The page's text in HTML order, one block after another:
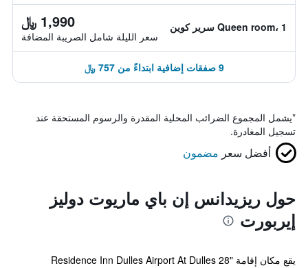
Queen room، 1 سرير كوين 1,990 ﷼
سعر الليلة شامل الصريبة المضافة
9 صفقات إضافية ابتداءً من 757 ﷼
*يشمل المجموع الضرائب المحلية المقدرة والرسوم المستحقة عند
تسجيل المغادرة.
أفضل سعر مضمون
حول ريزيدانس إن باي ماريوت دوليز
إيربورت
يقع مكان إقامة "Residence Inn Dulles Airport At Dulles 28